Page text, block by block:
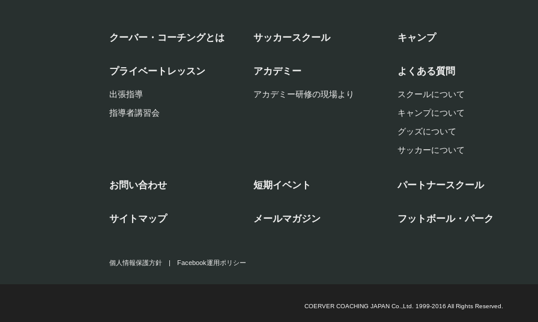
クーバー・コーチングとは サッカースクール キャンプ
プライベートレッスン
出張指導
指導者講習会
アカデミー
アカデミー研修の現場より
よくある質問
スクールについて
キャンプについて
グッズについて
サッカーについて
お問い合わせ 短期イベント パートナースクール
サイトマップ メールマガジン フットボール・パーク
個人情報保護方針 | Facebook運用ポリシー
COERVER COACHING JAPAN Co.,Ltd. 1999-2016 All Rights Reserved.